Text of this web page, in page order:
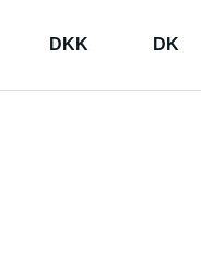
DKK DK